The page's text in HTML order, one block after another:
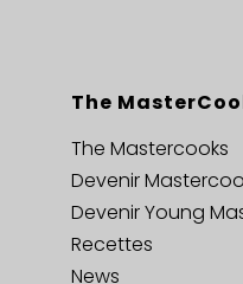
The
The Mastercooks
Devenir
Devenir Young
Recettes
News